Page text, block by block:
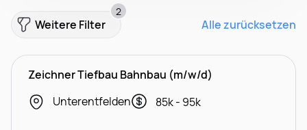
Weitere Filter
2
Alle zurücksetzen
Zeichner Tiefbau Bahnbau (m/w/d)
Unterentfelden
85k - 95k